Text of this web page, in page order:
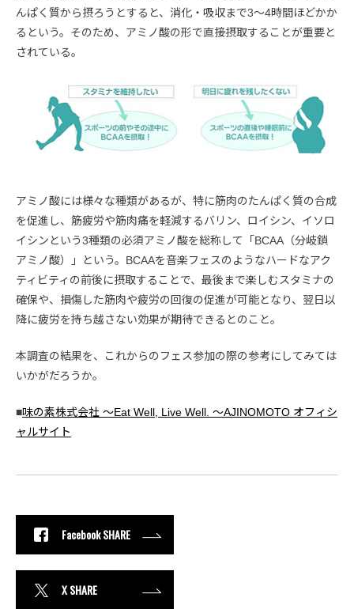
んぱく質から摂ろうとすると、消化・吸収まで3〜4時間ほどかか
るという。そのため、アミノ酸の形で直接摂取することが重要と
されている。
アミノ酸には様々な種類があるが、特に筋肉のたんぱく質の合成
を促進し、筋疲労や筋肉痛を軽減するバリン、ロイシン、イソロ
イシンという3種類の必須アミノ酸を総称して「BCAA（分岐鎖
アミノ酸）」という。BCAAを音楽フェスのようなハードなアク
ティビティの前後に摂取することで、最後まで楽しむスタミナの
確保や、損傷した筋肉や疲労の回復の促進が可能となり、翌日以
降に疲労を持ち越さない効果が期待できるとのこと。
本調査の結果を、これからのフェス参加の際の参考にしてみては
いかがだろうか。
■味の素株式会社 ～Eat Well, Live Well. ～AJINOMOTO オフィシ
ャルサイト
Facebook SHARE
X SHARE